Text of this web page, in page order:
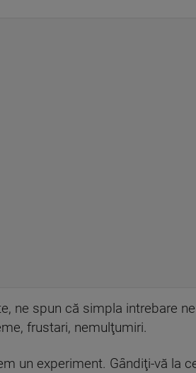
ne spun că simpla intrebare
frustari, nemulţumiri.
un experiment. Gândiţi-vă la